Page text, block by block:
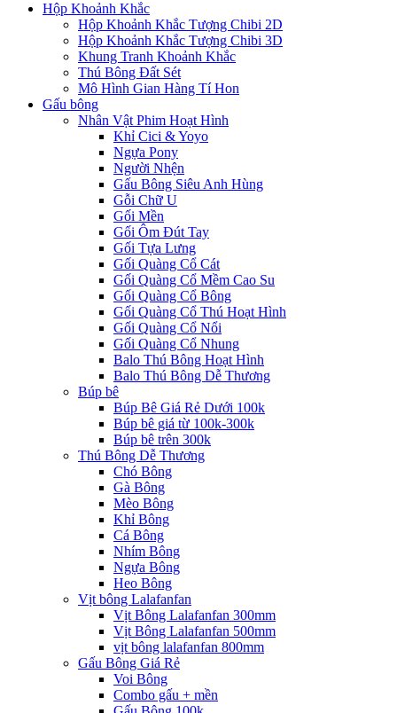
Hộp Khoảnh Khắc
Hộp Khoảnh Khắc Tượng Chibi 2D
Hộp Khoảnh Khắc Tượng Chibi 3D
Khung Tranh Khoảnh Khắc
Thú Bông Đất Sét
Mô Hình Gian Hàng Tí Hon
Gấu bông
Nhân Vật Phim Hoạt Hình
Khỉ Cici & Yoyo
Ngựa Pony
Người Nhện
Gấu Bông Siêu Anh Hùng
Gỗi Chữ U
Gối Mền
Gối Ôm Đút Tay
Gối Tựa Lưng
Gối Quàng Cổ Cát
Gối Quàng Cổ Mềm Cao Su
Gối Quàng Cổ Bông
Gối Quàng Cổ Thú Hoạt Hình
Gối Quàng Cổ Nổi
Gối Quàng Cổ Nhung
Balo Thú Bông Hoạt Hình
Balo Thú Bông Dễ Thương
Búp bê
Búp Bê Giá Rẻ Dưới 100k
Búp bê giá từ 100k-300k
Búp bê trên 300k
Thú Bông Dễ Thương
Chó Bông
Gà Bông
Mèo Bông
Khỉ Bông
Cá Bông
Nhím Bông
Ngựa Bông
Heo Bông
Vịt bông Lalafanfan
Vịt Bông Lalafanfan 300mm
Vịt Bông Lalafanfan 500mm
vịt bông lalafanfan 800mm
Gấu Bông Giá Rẻ
Voi Bông
Combo gấu + mền